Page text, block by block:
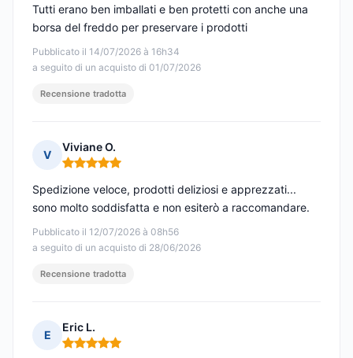
Pubblicato il 14/07/2026 à 16h34
a seguito di un acquisto di 01/07/2026
Tutti erano ben imballati e ben protetti con anche una
borsa del freddo per preservare i prodotti
Recensione tradotta
V
Viviane O.
Nota: 5 su 5
Pubblicato il 12/07/2026 à 08h56
a seguito di un acquisto di 28/06/2026
Spedizione veloce, prodotti deliziosi e apprezzati...
sono molto soddisfatta e non esiterò a raccomandare.
Recensione tradotta
E
Eric L.
Nota: 5 su 5